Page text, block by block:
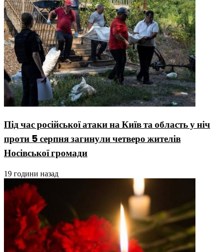
Під час російської атаки на Київ та область у ніч
проти 5 серпня загинули четверо жителів
Носівської громади
19 години назад